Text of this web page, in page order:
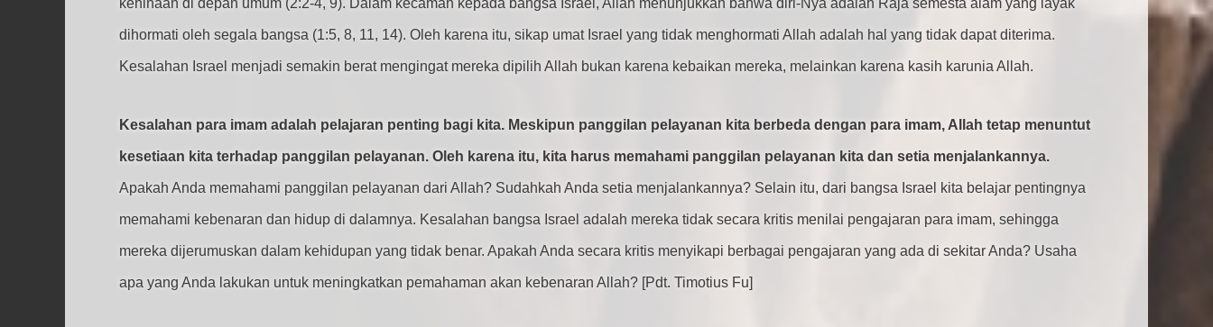
kehinaan di depan umum (2:2-4, 9). Dalam kecaman kepada bangsa Israel, Allah menunjukkan bahwa diri-Nya adalah Raja semesta alam yang layak
dihormati oleh segala bangsa (1:5, 8, 11, 14). Oleh karena itu, sikap umat Israel yang tidak menghormati Allah adalah hal yang tidak dapat diterima.
Kesalahan Israel menjadi semakin berat mengingat mereka dipilih Allah bukan karena kebaikan mereka, melainkan karena kasih karunia Allah.
Kesalahan para imam adalah pelajaran penting bagi kita. Meskipun panggilan pelayanan kita berbeda dengan para imam, Allah tetap menuntut
kesetiaan kita terhadap panggilan pelayanan. Oleh karena itu, kita harus memahami panggilan pelayanan kita dan setia menjalankannya.
Apakah Anda memahami panggilan pelayanan dari Allah? Sudahkah Anda setia menjalankannya? Selain itu, dari bangsa Israel kita belajar pentingnya
memahami kebenaran dan hidup di dalamnya. Kesalahan bangsa Israel adalah mereka tidak secara kritis menilai pengajaran para imam, sehingga
mereka dijerumuskan dalam kehidupan yang tidak benar. Apakah Anda secara kritis menyikapi berbagai pengajaran yang ada di sekitar Anda? Usaha
apa yang Anda lakukan untuk meningkatkan pemahaman akan kebenaran Allah? [Pdt. Timotius Fu]